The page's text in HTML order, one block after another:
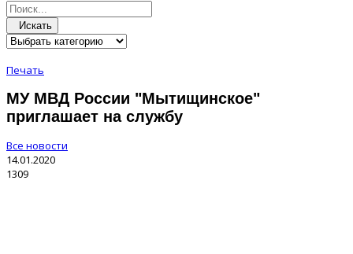
Искать
Печать
МУ МВД России "Мытищинское"
приглашает на службу
Все новости
14.01.2020
1309